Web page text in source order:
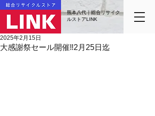
熊本八代｜総合リサイク
ルストアLINK
大感謝祭セール開催‼️2月25日迄
2025年2月15日